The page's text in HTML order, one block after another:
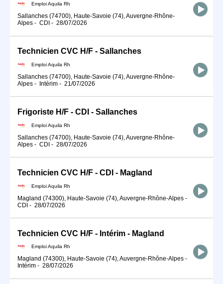
Emploi Aquila Rh
Sallanches (74700), Haute-Savoie (74), Auvergne-Rhône-
Alpes - CDI - 28/07/2026
Technicien CVC H/F - Sallanches
Emploi Aquila Rh
Sallanches (74700), Haute-Savoie (74), Auvergne-Rhône-
Alpes - Intérim - 21/07/2026
Frigoriste H/F - CDI - Sallanches
Emploi Aquila Rh
Sallanches (74700), Haute-Savoie (74), Auvergne-Rhône-
Alpes - CDI - 28/07/2026
Technicien CVC H/F - CDI - Magland
Emploi Aquila Rh
Magland (74300), Haute-Savoie (74), Auvergne-Rhône-Alpes -
CDI - 28/07/2026
Technicien CVC H/F - Intérim - Magland
Emploi Aquila Rh
Magland (74300), Haute-Savoie (74), Auvergne-Rhône-Alpes -
Intérim - 28/07/2026